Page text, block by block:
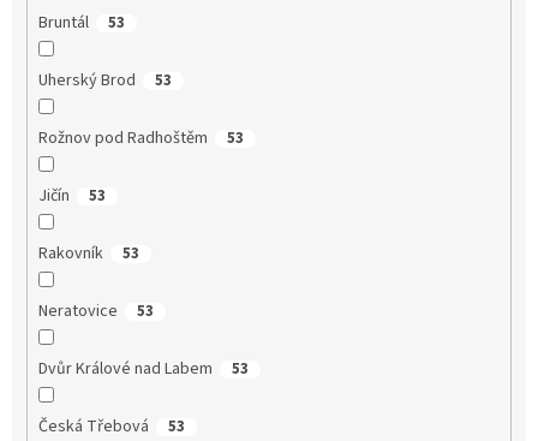
Bruntál 53
Uherský Brod 53
Rožnov pod Radhoštěm 53
Jičín 53
Rakovník 53
Neratovice 53
Dvůr Králové nad Labem 53
Česká Třebová 53